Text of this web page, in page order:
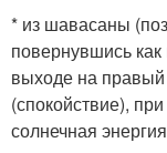
* из шавасаны
повернувшись
выходе на правый
(спокойствие),
солнечная